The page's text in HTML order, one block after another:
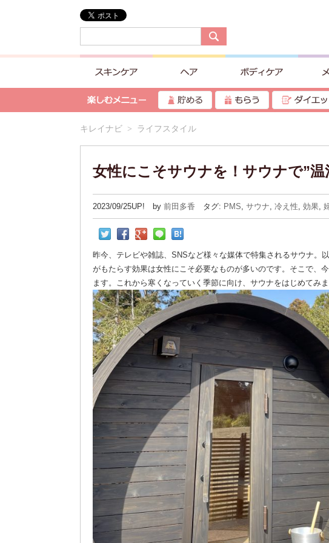
キレイナビ > ライフスタイル
女性にこそサウナを！サウナで”
2023/09/25UP! by 前田多香 タグ: PMS, サウナ, 冷え性, 効果,
昨今、テレビや雑誌、SNSなど様々な媒体で特集されるサウナ。
がもたらす効果は女性にこそ必要なものが多いのです。そこで、
ます。これから寒くなっていく季節に向け、サウナをはじめてみ